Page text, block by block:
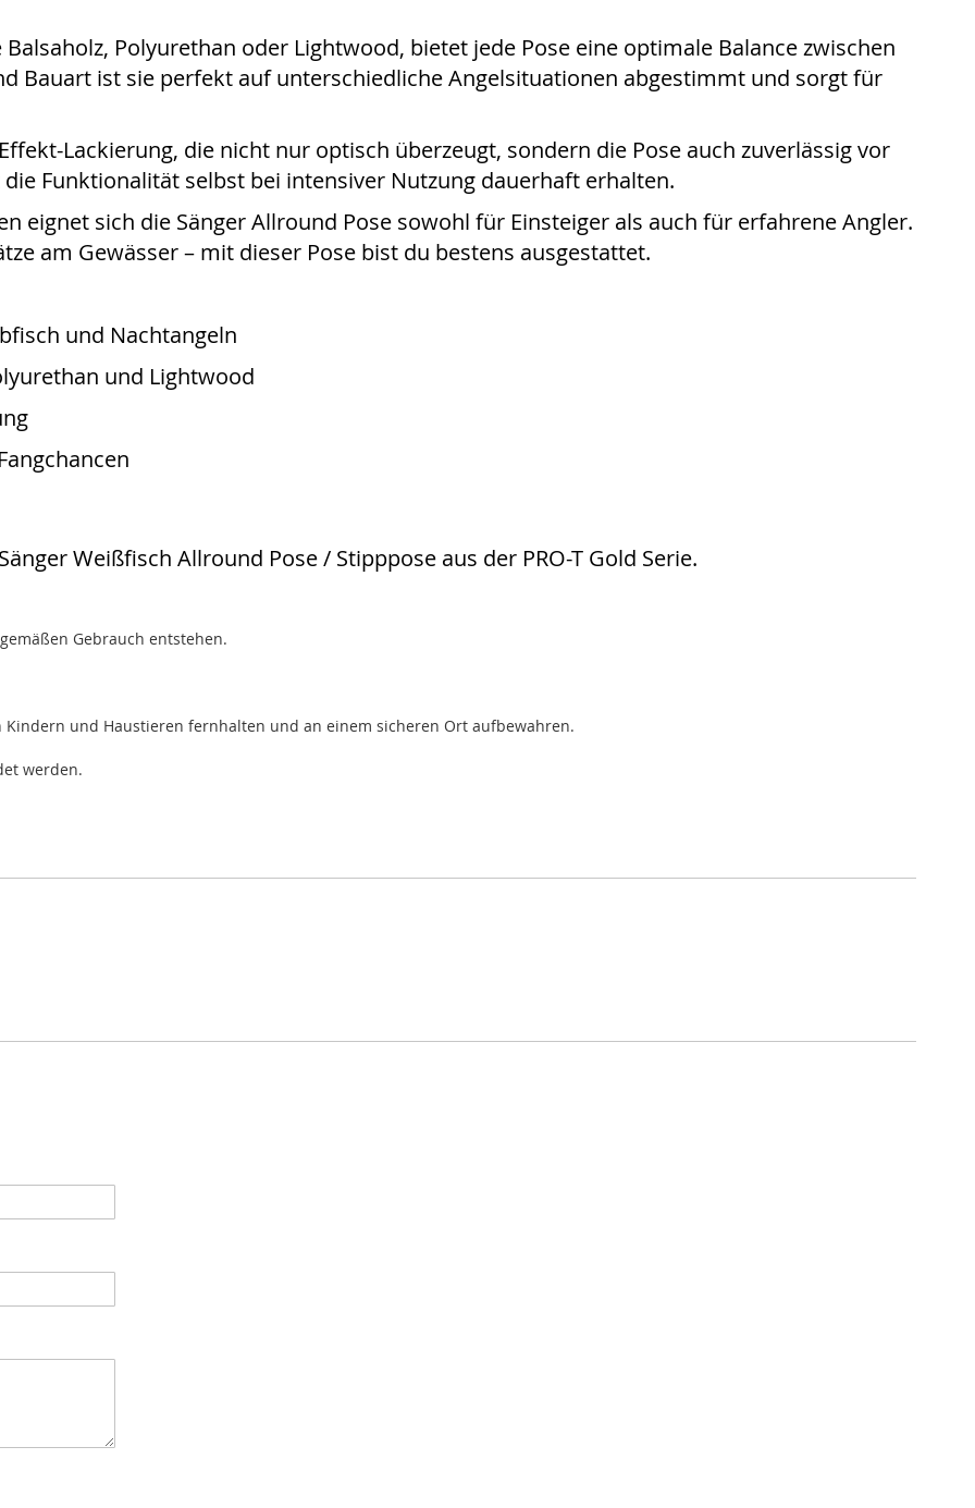
Polyurethan oder Lightwood, bietet jede Pose eine optimale Balance zwischen
Bauart ist sie perfekt auf unterschiedliche Angelsituationen abgestimmt und sorgt für
Lackierung, die nicht nur optisch überzeugt, sondern die Pose auch zuverlässig vor
Funktionalität selbst bei intensiver Nutzung dauerhaft erhalten.
eignet sich die Sänger Allround Pose sowohl für Einsteiger als auch für erfahrene Angler.
am Gewässer – mit dieser Pose bist du bestens ausgestattet.
und Nachtangeln
und Lightwood
Weißfisch Allround Pose / Stipppose aus der PRO-T Gold Serie.
Gebrauch entstehen.
Kindern und Haustieren fernhalten und an einem sicheren Ort aufbewahren.
werden.